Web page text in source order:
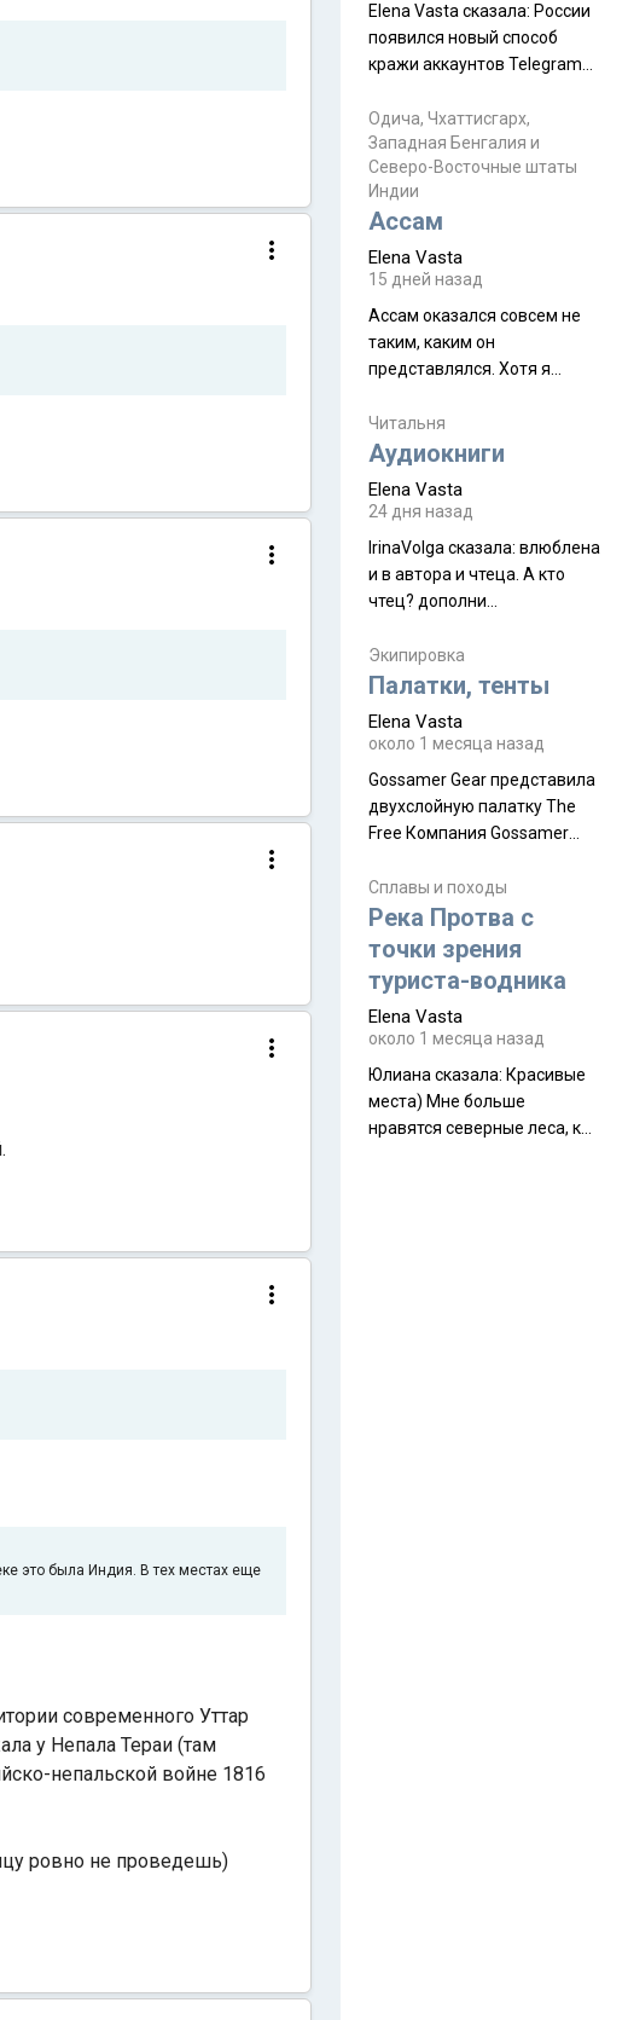
это была Индия. В тех местах еще
современного Уттар
у Непала Тераи (там
непальской войне 1816
ровно не проведешь)
семьи, из тех, кого называют
"вязаные кипы". С 2022-го
Elena Vasta сказалa: России
появился новый способ
кражи аккаунтов Telegram
Прочитайте! У моих двух
знакомых вот так увели
аккаунты
Одича, Чхаттисгарх,
Западная Бенгалия и
Северо-Восточные штаты
Индии
Ассам
Elena Vasta
15 дней назад
Ассам оказался совсем не
таким, каким он
представлялся. Хотя я
краешек, но все же схватила
ауру штата, как-то он меня
природа, мягкие
такая как бы переходная
ступень между привычной
нам Индией и остальными
надеюсь увидеть.
Читальня
Аудиокниги
Elena Vasta
24 дня назад
IrinaVolga сказалa: влюблена
и в автора и чтеца. А кто
чтец? дополни
Экипировка
Палатки, тенты
Elena Vasta
около 1 месяца назад
Gossamer Gear представила
двухслойную палатку The
Free Компания Gossamer
туристическую палатку The
Free, которая стала первой
ультралегкой моделью в
ассортименте
производителя. Новинка
получила двухслойную
конструкцию с отдельным
внешним тентом и сетчатой
внутренней палаткой, а ее
Сплавы и походы
Река Протва с
точки зрения
туриста-водника
Elena Vasta
около 1 месяца назад
Юлиана сказалa: Красивые
места) Мне больше
нравятся северные леса, как